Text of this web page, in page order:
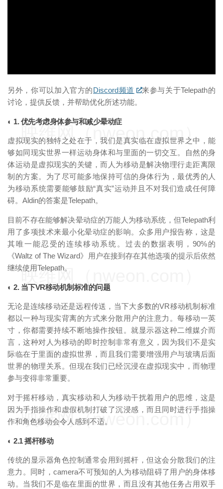
另外，你可以加入官方的Discord频道
来参与关于Telepath的
讨论，提供反馈，并帮助优化所述功能。
◐ 1. 优先考虑身体参与和减少晕动症
虚拟现实的独特之处在于，我们是真实临在虚拟世界之中，能
够如同现实世界一样运动身体和与里面的一切交互。自然的身
体运动是虚拟现实的关键，而人为移动是解决物理行走距离限
制的方案。为了尽可能多地保持可信的身体行为，最优秀的人
为移动系统需要能够鼓励“真实”运动并且不对我们造成任何障
碍。Aldin的答案是Telepath。
目前不存在能够解决晕动症的万能人为移动系统，但Telepath利
用了多项技术来最小化晕动症的影响。众多用户报告称，这是
其唯一能忍受的连续移动系统。过去的数据表明，90%的
《Waltz of The Wizard》用户在接到存在其他选项的提示后依然
继续使用Telepath。
◐ 2. 当下VR移动机制标准的问题
无论是连续移动还是远程传送，当下大多数的VR移动机制标准
都以一种与现实背离的方式来分散用户的注意力。每移动一英
寸，你都需要持续不断地操作按钮。就显示器这种二维媒介而
言，这种对人为移动的即时控制非常有意义，因为我们不是实
际临在于里面的虚拟世界，而且我们需要增强用户与玻璃后面
世界的物理关系。但现在我们已经沉浸在虚拟现实中，而物理
参与变得非常重要。
对于摇杆移动，真实移动和人为移动干扰着用户的思维，这是
因为手指操作和虚假机制打破了沉浸感，而且同时进行手指操
作和角色移动会令人感到不适。
◐ 2.1 摇杆移动
传统的显示器角色控制通常会用到摇杆，但这会分散我们的注
意力。同时，camera不可预知的人为移动阻碍了用户的身体移
动。当我们不是临在里面的世界，而且没有其他任务占用双手
映维网（nweon.com）
映维网（nweon.com）
映维网（nweon.com）